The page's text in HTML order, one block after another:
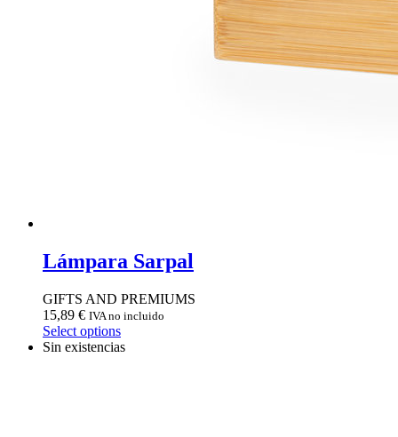
Lámpara Sarpal
GIFTS AND PREMIUMS
15,89 € IVA no incluido
Select options
Sin existencias